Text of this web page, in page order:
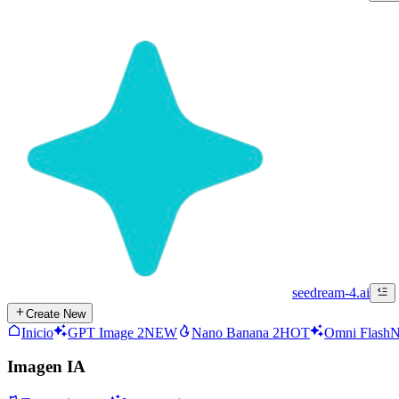
seedream-4.ai
Create New
Inicio GPT Image 2NEW Nano Banana 2HOT Omni Flash
Imagen IA